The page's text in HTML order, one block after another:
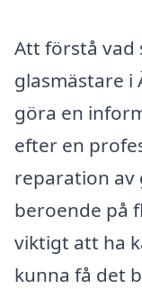
Att förstå vad
glasmästare i
göra en
efter en
reparation av
beroende på
viktigt att ha
kunna få det